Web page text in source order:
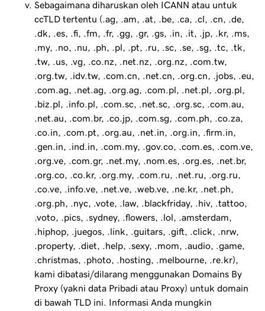
Sebagaimana diharuskan oleh ICANN atau untuk
ccTLD tertentu (.ag, .am, .at, .be, .ca, .cl, .cn, .de,
.dk, .es, .fi, .fm, .fr, .gg, .gr, .gs, .in, .it, .jp, .kr, .ms,
.my, .no, .nu, .ph, .pl, .pt, .ru, .sc, .se, .sg, .tc, .tk,
.tw, .us, .vg, .co.nz, .net.nz, .org.nz, .com.tw,
.org.tw, .idv.tw, .com.cn, .net.cn, .org.cn, .jobs, .eu,
.com.ag, .net.ag, .org.ag, .com.pl, .net.pl, .org.pl,
.biz.pl, .info.pl, .com.sc, .net.sc, .org.sc, .com.au,
.net.au, .com.br, .co.jp, .com.sg, .com.ph, .co.za,
.co.in, .com.pt, .org.au, .net.in, .org.in, .firm.in,
.gen.in, .ind.in, .com.my, .gov.co, .com.es, .com.ve,
.org.ve, .com.gr, .net.my, .nom.es, .org.es, .net.br,
.org.co, .co.kr, .org.my, .com.ru, .net.ru, .org.ru,
.co.ve, .info.ve, .net.ve, .web.ve, .ne.kr, .net.ph,
.org.ph, .nyc, .vote, .law, .blackfriday, .hiv, .tattoo,
.voto, .pics, .sydney, .flowers, .lol, .amsterdam,
.hiphop, .juegos, .link, .guitars, .gift, .click, .nrw,
.property, .diet, .help, .sexy, .mom, .audio, .game,
.christmas, .photo, .hosting, .melbourne, .re.kr),
kami dibatasi/dilarang menggunakan Domains By
Proxy (yakni data Pribadi atau Proxy) untuk domain
di bawah TLD ini. Informasi Anda mungkin